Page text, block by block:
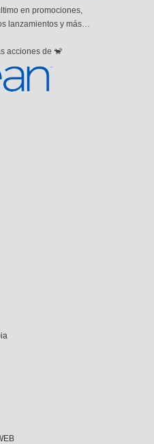
en promociones,
lanzamientos y más…
acciones de 🐒